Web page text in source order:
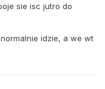
sie isc jutro do
idzie, a we wt